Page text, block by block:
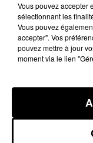
12 juin 2024 - 4
LES INFOS DU
12/06/2024 À
Podcasts infos
Vous pouvez accepter
sélectionnant les
Vous pouvez
accepter". Vos
pouvez mettre à jour
moment via le lien